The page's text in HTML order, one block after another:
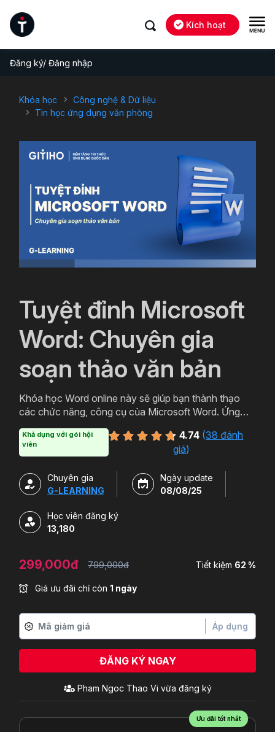
Kích hoạt
Đăng ký/ Đăng nhập
Khóa học
Công nghệ & Dữ liệu
Tin học ứng dụng văn phòng
Tuyệt đỉnh Microsoft
Word: Chuyên gia
soạn thảo văn bản
Khóa học Word online này sẽ giúp bạn thành thạo
các chức năng, công cụ của Microsoft Word. Ứng
nghiệp, văn bản hành chính, báo cáo chuyên môn.
Khả dụng với gói hội
viên
4.74 (38 đánh
giá)
Chuyên gia
G-LEARNING
Ngày update
08/08/25
Học viên đăng ký
13,180
299,000đ 799,000đ Tiết kiệm 62 %
Giá ưu đãi chỉ còn 1 ngày
Áp dụng
ĐĂNG KÝ NGAY
Pham Ngoc Thao Vivừa đăng ký
Ưu đãi tốt nhất